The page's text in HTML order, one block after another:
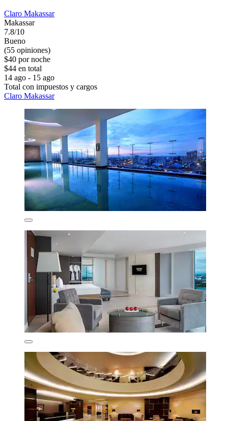
Claro Makassar
Makassar
7.8/10
Bueno
(55 opiniones)
$40 por noche
$44 en total
14 ago - 15 ago
Total con impuestos y cargos
Claro Makassar